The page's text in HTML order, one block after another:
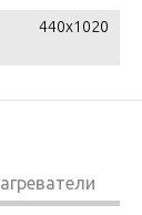
440x1020